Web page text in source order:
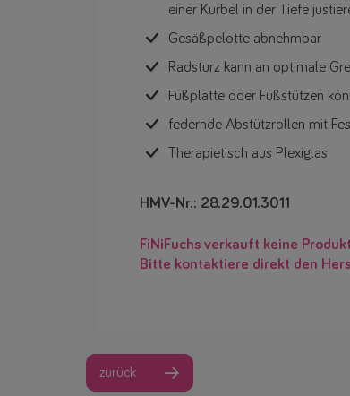
einer Kurbel in der Tiefe
Gesäßpelotte abnehmbar
Radsturz kann an optimale
Fußplatte oder Fußstützen
federnde Abstützrollen mit
Therapietisch aus Plexiglas
HMV-Nr.: 28.29.01.3011
FiNiFuchs verkauft keine
Bitte kontaktiere direkt den
zurück